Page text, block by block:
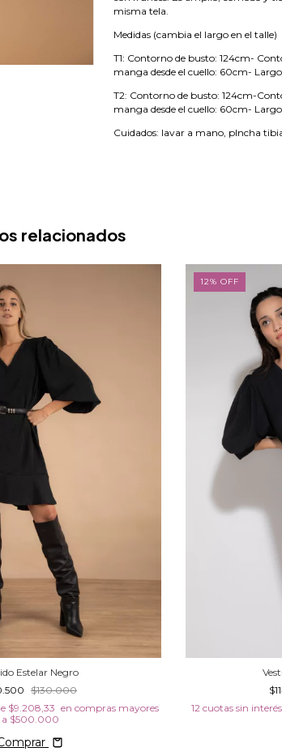
misma tela.
Medidas (cambia el largo en el talle)
T1: Contorno de busto: 124cm-
manga desde el cuello: 60cm-
T2: Contorno de busto: 124cm-
manga desde el cuello: 60cm-
Cuidados: lavar a mano, plncha
relacionados
Estelar Negro
$130.000
$9.208,33
12% OFF
12 cuotas sin